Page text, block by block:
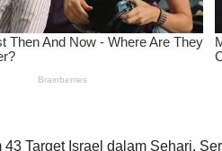
Target Israel dalam Sehari,